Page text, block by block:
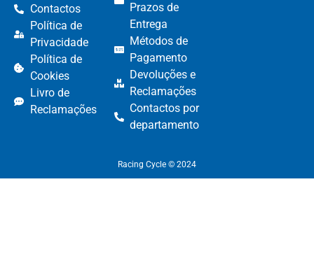
Contactos
Política de
Privacidade
Política de
Cookies
Livro de
Reclamações
Prazos de
Entrega
Métodos de
Pagamento​
Devoluções e
Reclamações​
Contactos por
departamento​
Racing Cycle © 2024